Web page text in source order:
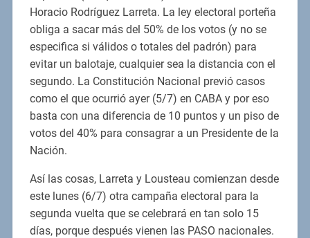
Horacio Rodríguez Larreta. La ley electoral porteña
obliga a sacar más del 50% de los votos (y no se
especifica si válidos o totales del padrón) para
evitar un balotaje, cualquier sea la distancia con el
segundo. La Constitución Nacional previó casos
como el que ocurrió ayer (5/7) en CABA y por eso
basta con una diferencia de 10 puntos y un piso de
votos del 40% para consagrar a un Presidente de la
Nación.
Así las cosas, Larreta y Lousteau comienzan desde
este lunes (6/7) otra campaña electoral para la
segunda vuelta que se celebrará en tan solo 15
días, porque después vienen las PASO nacionales.